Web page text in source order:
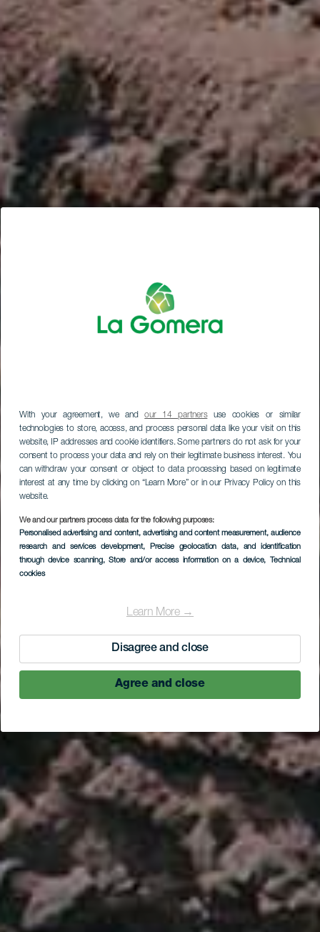
With your agreement, we andour 14 partnersuse cookies or similar
technologies to store, access, and process personal data like your visit on this
website, IP addresses and cookie identifiers. Some partners do not ask for your
consent to process your data and rely on their legitimate business interest. You
can withdraw your consent or object to data processing based on legitimate
interest at any time by clicking on “Learn More” or in our Privacy Policy on this
website.
We and our partners process data for the following purposes:
Personalised advertising and content, advertising and content measurement, audience
research and services development, Precise geolocation data, and identification
through device scanning, Store and/or access information on a device, Technical
cookies
Learn More →
Disagree and close
Agree and close
Tapahuga